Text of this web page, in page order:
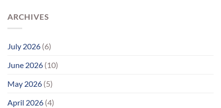
ARCHIVES
July 2026 (6)
June 2026 (10)
May 2026 (5)
April 2026 (4)